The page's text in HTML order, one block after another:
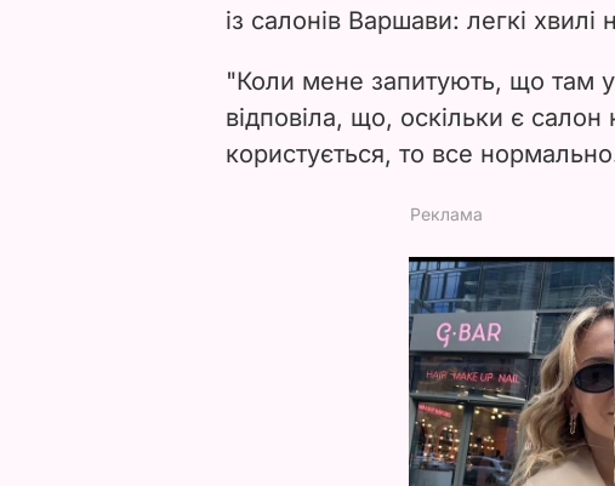
із салонів Варшави: легкі
"Коли мене запитують, що там у
відповіла, що, оскільки є
користується, то все